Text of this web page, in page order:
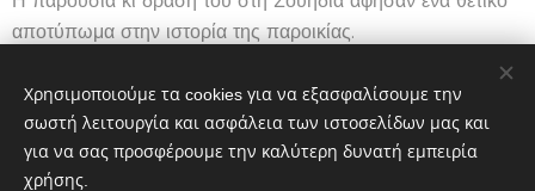
αποτύπωμα στην ιστορία της παροικίας.
Ανδρέας Μπούκας
Χρησιμοποιούμε τα cookies για να εξασφαλίσουμε την
σωστή λειτουργία και ασφάλεια των ιστοσελίδων μας και
για να σας προσφέρουμε την καλύτερη δυνατή εμπειρία
χρήσης.